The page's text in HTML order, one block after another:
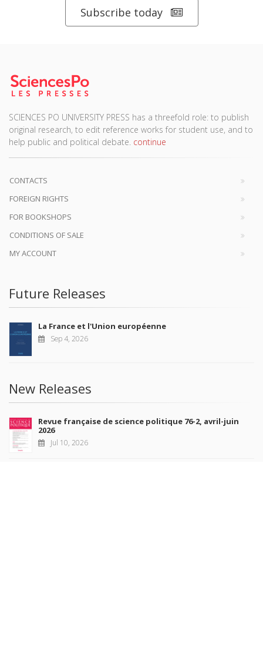
Subscribe today
SCIENCES PO UNIVERSITY PRESS has a threefold role: to publish
original research, to edit reference works for student use, and to
help public and political debate. continue
CONTACTS
FOREIGN RIGHTS
FOR BOOKSHOPS
CONDITIONS OF SALE
MY ACCOUNT
Future Releases
La France et l'Union européenne
Sep 4, 2026
New Releases
Revue française de science politique 76-2, avril-juin
2026
Jul 10, 2026